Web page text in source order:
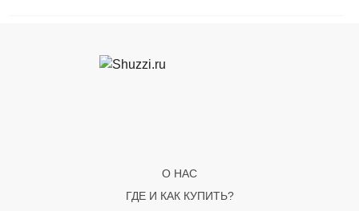
О НАС
ГДЕ И КАК КУПИТЬ?